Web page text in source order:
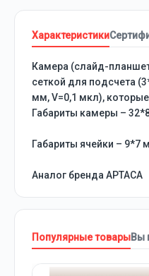
Характеристики
Камера (слайд-
сеткой для подсчета
мм, V=0,1 мкл),
Габариты камеры –
Габариты ячейки – 9*7
Аналог бренда APTACA
Популярные товарыВы